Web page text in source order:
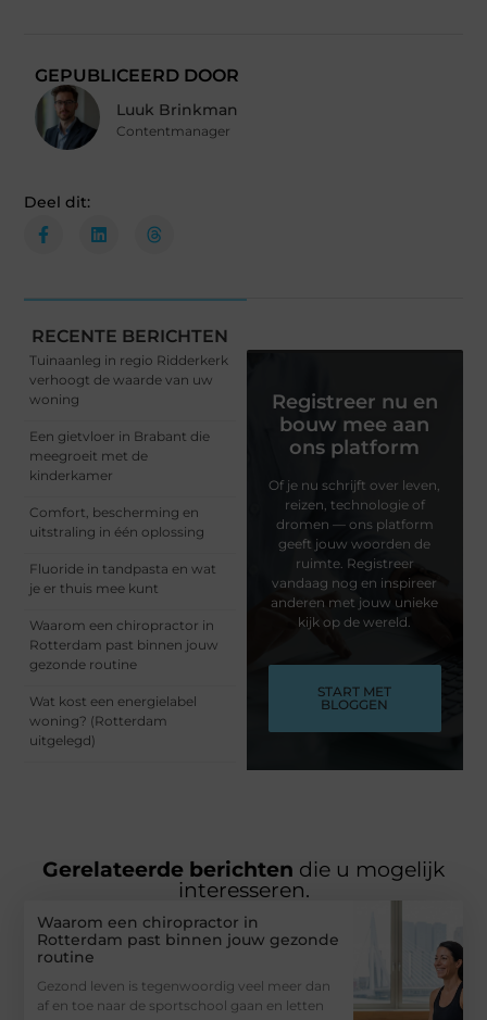
GEPUBLICEERD DOOR
Luuk Brinkman
Contentmanager
Deel dit:
RECENTE BERICHTEN
Tuinaanleg in regio Ridderkerk
verhoogt de waarde van uw
woning
Een gietvloer in Brabant die
meegroeit met de
kinderkamer
Comfort, bescherming en
uitstraling in één oplossing
Fluoride in tandpasta en wat
je er thuis mee kunt
Waarom een chiropractor in
Rotterdam past binnen jouw
gezonde routine
Wat kost een energielabel
woning? (Rotterdam
uitgelegd)
Registreer nu en
bouw mee aan
ons platform
Of je nu schrijft over leven,
reizen, technologie of
dromen — ons platform
geeft jouw woorden de
ruimte. Registreer
vandaag nog en inspireer
anderen met jouw unieke
kijk op de wereld.
START MET
BLOGGEN
Gerelateerde berichten die u mogelijk
interesseren.
Waarom een chiropractor in
Rotterdam past binnen jouw gezonde
routine
Gezond leven is tegenwoordig veel meer dan
af en toe naar de sportschool gaan en letten